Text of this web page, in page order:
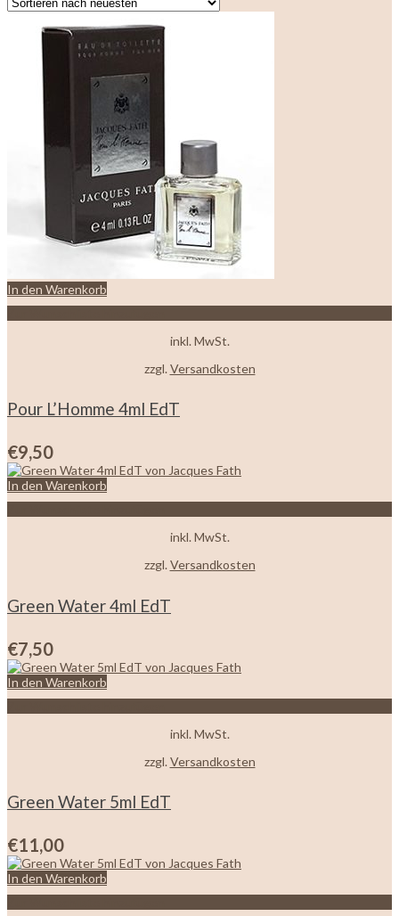
sortiert
In den Warenkorb
inkl. MwSt.
zzgl. Versandkosten
Pour L’Homme 4ml EdT
€9,50
In den Warenkorb
inkl. MwSt.
zzgl.Versandkosten
Green Water 4ml EdT
€7,50
In den Warenkorb
inkl. MwSt.
zzgl. Versandkosten
Green Water 5ml EdT
€11,00
In den Warenkorb